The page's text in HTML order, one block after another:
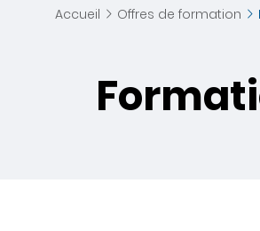
Accueil Offres de formation